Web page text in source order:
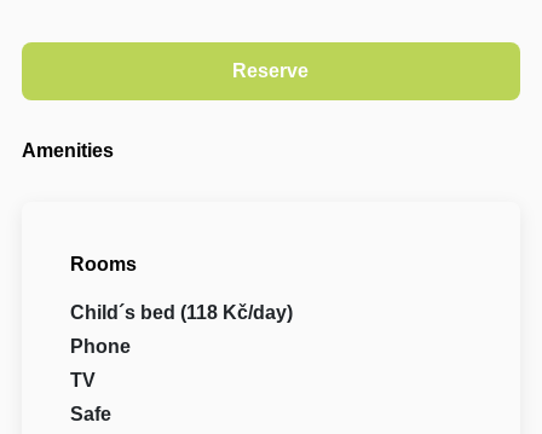
Amenities
Rooms
Child´s bed (118 Kč/day)
Phone
TV
Safe